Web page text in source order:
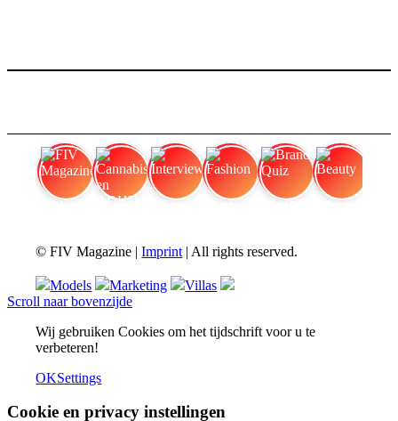
© FIV Magazine |Imprint | All rights reserved.
Models Marketing
Villas
Scroll naar bovenzijde
Wij gebruiken Cookies om het tijdschrift voor u te
verbeteren!
OKSettings
Cookie en privacy instellingen